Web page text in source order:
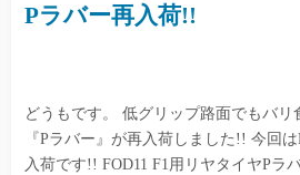
Pラバー再入荷!!
どうもです。 低グリップ路面でもバリ
『Pラバー』が再入荷しました!! 今回
入荷です!! FOD11 F1用リヤタイヤPラ